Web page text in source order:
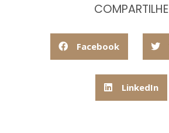
COMPARTILHE
Facebook
LinkedIn